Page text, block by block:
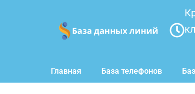
Главная База телефонов